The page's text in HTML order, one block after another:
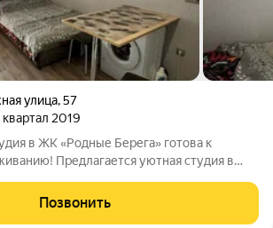
улица,57
квартал 2019
в ЖК «Родные Берега» готова к
Предлагается уютная студия в
, светлая и ухоженная - отличный
Позвонить